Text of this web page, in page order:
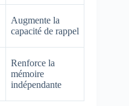
Augmente la
capacité de rappel
Renforce la
mémoire
indépendante